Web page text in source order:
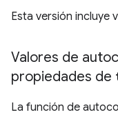
Esta versión incluye
Valores de
propiedades de
La función de